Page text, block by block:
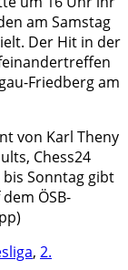
am Samstag
Der Hit in der
Friedberg am
von Karl Theny
Chess24
Sonntag gibt
ÖSB-
, 2.